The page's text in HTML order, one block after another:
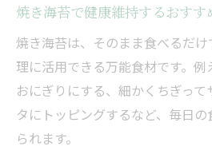
焼き海苔で健康維持するおすす
焼き海苔は、そのまま食べるだ
理に活用できる万能食材です。
おにぎりにする、細かくちぎっ
タにトッピングするなど、毎日
られます。